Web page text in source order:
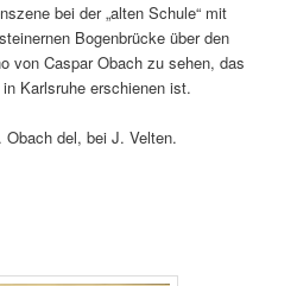
bei der „alten Schule“ mit
Bogenbrücke über den
von Caspar Obach zu sehen, das
Karlsruhe erschienen ist.
del, bei J. Velten.